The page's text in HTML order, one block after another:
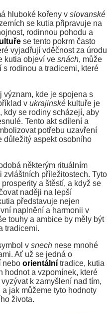
hluboké kořeny v slovanské
zemích se kutia připravuje na
rodinnou pohodu a
se tento pokrm často
vyjadřují vděčnost za úrodu
kutia objeví ve snách, může
rodinou a tradicemi, které
význam, kde je spojena s
v ukrajinské kultuře je
kdy se rodiny scházejí, aby
Tento akt sdílení a
potřebu uzavření
důležitý aspekt osobního
některým rituálním
zvláštních příležitostech. Tyto
a štěstí, a když se
naději na lepší
představuje nejen
naplnění a harmonii v
touhy a ambice by měly být
tradicemi.
v snech nese mnohé
Ať už se jedná o
nebo orientální tradice, kutia
hodnot a vzpomínek, které
k zamyšlení nad tím,
jak můžeme tyto hodnoty
života.